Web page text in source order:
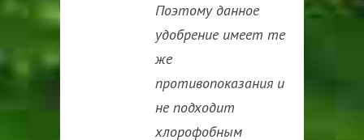
Поэтому данное
удобрение имеет те
же
противопоказания и
не подходит
хлорофобным